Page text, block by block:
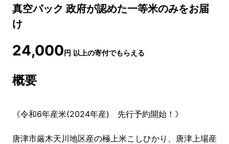
真空パック 政府が認めた一等米のみをお届
け
24,000円 以上の寄付でもらえる
概要
《令和6年産米(2024年産) 先行予約開始！》
唐津市厳木天川地区産の極上米こしひかり、唐津上場産